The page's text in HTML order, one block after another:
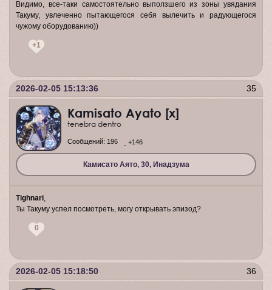
Видимо, все-таки самостоятельно выползшего из зоны увядания
Такуму, увлеченно пытающегося себя вылечить и радующегося
чужому оборудованию))
+1
35
2026-02-05 15:13:36
Kamisato Ayato [x]
tenebra dentro
Камисато Аято, 30, Инадзума
Сообщений: 196 +146
Tighnari,
Ты Такуму успел посмотреть, могу открывать эпизод?
0
36
2026-02-05 15:18:50